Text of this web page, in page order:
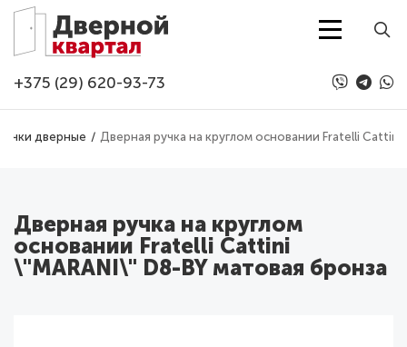
Перейти к основному содержанию
+375 (29) 620-93-73
дверные Дверная ручка на круглом основании Fratelli Cattini
Дверная ручка на круглом
основании Fratelli Cattini
\"MARANI\" D8-BY матовая бронза